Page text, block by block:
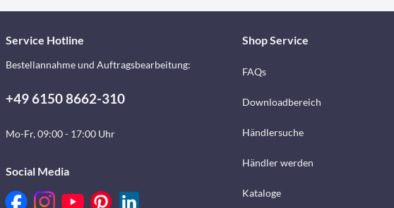
Service Hotline
Bestellannahme und Auftragsbearbeitung:
+49 6150 8662-310
Mo-Fr, 09:00 - 17:00 Uhr
Social Media
Shop Service
FAQs
Downloadbereich
Händlersuche
Händler werden
Kataloge